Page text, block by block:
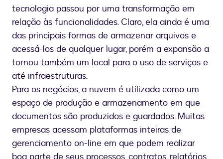
tecnologia passou por uma transformação em
relação às funcionalidades. Claro, ela ainda é uma
das principais formas de armazenar arquivos e
acessá-los de qualquer lugar, porém a expansão a
tornou também um local para o uso de serviços e
até infraestruturas.
Para os negócios, a nuvem é utilizada como um
espaço de produção e armazenamento em que
documentos são produzidos e guardados. Muitas
empresas acessam plataformas inteiras de
gerenciamento on-line em que podem realizar